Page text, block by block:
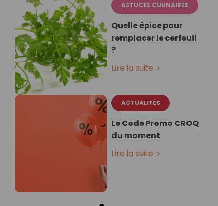
ASTUCES CULINAIRES
Quelle épice pour
remplacer le cerfeuil
?
Lire la suite
ACTUALITÉS
Le Code Promo CROQ
du moment
Lire la suite